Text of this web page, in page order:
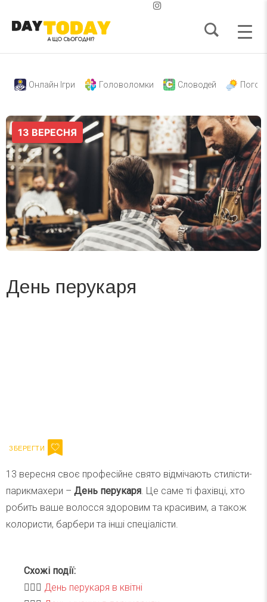
Онлайн Ігри Головоломки Словодей
День перукаря
13 вересня своє професійне свято відмічають стилісти-
парикмахери – День перукаря. Це саме ті фахівці, хто
робить ваше волосся здоровим та красивим, а також
колористи, барбери та інші спеціалісти.
Схожі події:
💇🏻‍♀️ День перукаря в квітні